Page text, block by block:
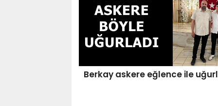
Berkay askere eğlence ile